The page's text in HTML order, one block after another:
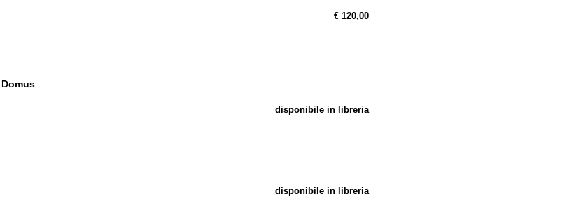
€ 120,00
disponibile in libreria
disponibile in libreria